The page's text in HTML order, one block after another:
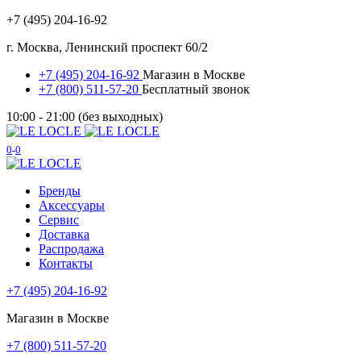
+7 (495) 204-16-92
г. Москва, Ленинский проспект 60/2
+7 (495) 204-16-92 Магазин в Москве
+7 (800) 511-57-20 Бесплатный звонок
10:00 - 21:00 (без выходных)
0 0
Бренды
Аксессуары
Сервис
Доставка
Распродажа
Контакты
+7 (495) 204-16-92
Магазин в Москве
+7 (800) 511-57-20